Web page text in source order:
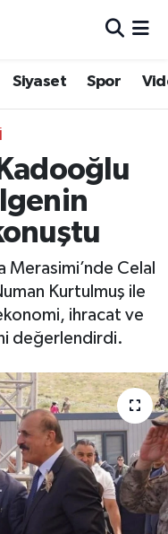
Siyaset Spor
Celal
Kurtulmuş ile
ihracat ve
değerlendirdi.